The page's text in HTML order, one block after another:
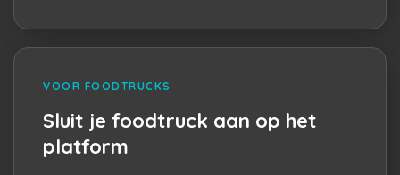
VOOR FOODTRUCKS
Sluit je foodtruck aan op het
platform